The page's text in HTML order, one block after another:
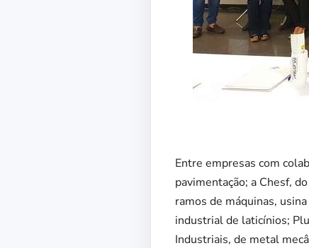
Entre empresas com
pavimentação; a Chesf,
ramos de máquinas,
industrial de laticínios;
Industriais, de metal